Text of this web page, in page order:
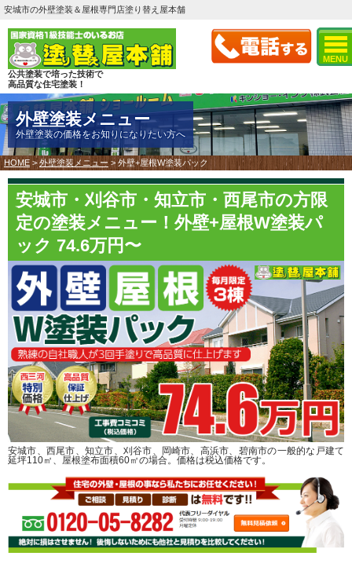
MENU
安城市の外壁塗装＆屋根専門店塗り替え屋本舗
公共塗装で培った技術で
高品質な住宅塗装！
外壁塗装メニュー
外壁塗装の価格をお知りになりたい方へ
HOME >外壁塗装メニュー > 外壁+屋根W塗装パック
安城市・刈谷市・知立市・西尾市の方限
定の塗装メニュー！外壁+屋根W塗装パ
ック 74.6万円〜
安城市、西尾市、知立市、刈谷市、岡崎市、高浜市、碧南市の一般的な戸建て
延坪110㎡、屋根塗布面積60㎡の場合。価格は税込価格です。